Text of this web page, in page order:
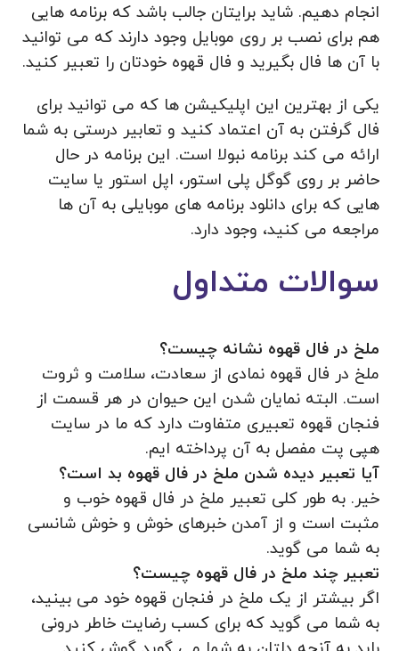
انجام دهیم. شاید برایتان جالب باشد که برنامه هایی
هم برای نصب بر روی موبایل وجود دارند که می توانید
با آن ها فال بگیرید و فال قهوه خودتان را تعبیر کنید.
یکی از بهترین این اپلیکیشن ها که می توانید برای
فال گرفتن به آن اعتماد کنید و تعابیر درستی به شما
ارائه می کند برنامه نبولا است. این برنامه در حال
حاضر بر روی گوگل پلی استور، اپل استور یا سایت
هایی که برای دانلود برنامه های موبایلی به آن ها
مراجعه می کنید، وجود دارد.
سوالات متداول
ملخ در فال قهوه نشانه چیست؟
ملخ در فال قهوه نمادی از سعادت، سلامت و ثروت
است. البته نمایان شدن این حیوان در هر قسمت از
فنجان قهوه تعبیری متفاوت دارد که ما در سایت
هپی پت مفصل به آن پرداخته ایم.
آیا تعبیر دیده شدن ملخ در فال قهوه بد است؟
خیر. به طور کلی تعبیر ملخ در فال قهوه خوب و
مثبت است و از آمدن خبرهای خوش و خوش شانسی
به شما می گوید.
تعبیر چند ملخ در فال قهوه چیست؟
اگر بیشتر از یک ملخ در فنجان قهوه خود می بینید،
به شما می گوید که برای کسب رضایت خاطر درونی